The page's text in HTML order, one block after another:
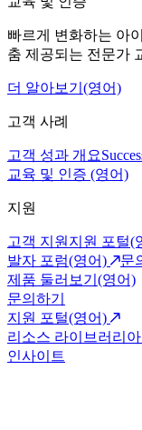
빠르게 변화하는 아
춤 제공되는 전문가
더 알아보기(영어)
고객 사례
고객 성과 개요
교육 및 인증 (영어)
지원
고객 지원 지원 포털(
발자 포럼(영어)
문
제품 둘러보기(영어)
문의하기
지원 포털(영어)
리소스 라이브러리
인사이트